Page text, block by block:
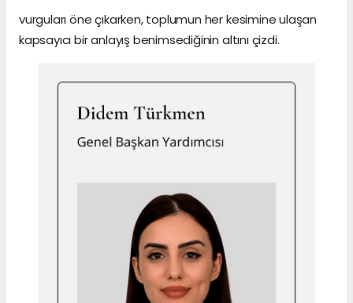
vurguları öne çıkarken, toplumun her kesimine ulaşan
kapsayıcı bir anlayış benimsediğinin altını çizdi.